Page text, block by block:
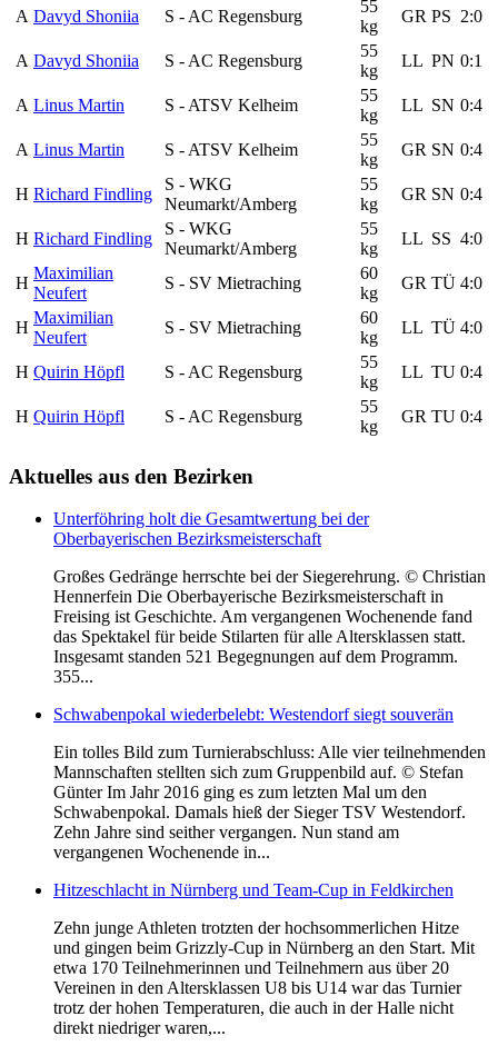
A Davyd Shoniia S - AC Regensburg
55
kg
GR PS 2:0
A Davyd Shoniia S - AC Regensburg
55
kg
LL PN 0:1
A Linus Martin S - ATSV Kelheim
55
kg
LL SN 0:4
A Linus Martin S - ATSV Kelheim
55
kg
GR SN 0:4
H Richard Findling
S - WKG
Neumarkt/Amberg
55
kg
GR SN 0:4
H Richard Findling
S - WKG
Neumarkt/Amberg
55
kg
LL SS 4:0
H
Maximilian
Neufert
S - SV Mietraching
60
kg
GR TÜ 4:0
H
Maximilian
Neufert
S - SV Mietraching
60
kg
LL TÜ 4:0
H Quirin Höpfl S - AC Regensburg
55
kg
LL TU 0:4
H Quirin Höpfl S - AC Regensburg
55
kg
GR TU 0:4
Aktuelles aus den Bezirken
Unterföhring holt die Gesamtwertung bei der
Oberbayerischen Bezirksmeisterschaft
Großes Gedränge herrschte bei der Siegerehrung. © Christian
Hennerfein Die Oberbayerische Bezirksmeisterschaft in
Freising ist Geschichte. Am vergangenen Wochenende fand
das Spektakel für beide Stilarten für alle Altersklassen statt.
Insgesamt standen 521 Begegnungen auf dem Programm.
355...
Schwabenpokal wiederbelebt: Westendorf siegt souverän
Ein tolles Bild zum Turnierabschluss: Alle vier teilnehmenden
Mannschaften stellten sich zum Gruppenbild auf. © Stefan
Günter Im Jahr 2016 ging es zum letzten Mal um den
Schwabenpokal. Damals hieß der Sieger TSV Westendorf.
Zehn Jahre sind seither vergangen. Nun stand am
vergangenen Wochenende in...
Hitzeschlacht in Nürnberg und Team-Cup in Feldkirchen
Zehn junge Athleten trotzten der hochsommerlichen Hitze
und gingen beim Grizzly-Cup in Nürnberg an den Start. Mit
etwa 170 Teilnehmerinnen und Teilnehmern aus über 20
Vereinen in den Altersklassen U8 bis U14 war das Turnier
trotz der hohen Temperaturen, die auch in der Halle nicht
direkt niedriger waren,...